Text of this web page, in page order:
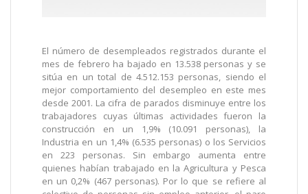
El número de desempleados registrados durante el
mes de febrero ha bajado en 13.538 personas y se
sitúa en un total de 4.512.153 personas, siendo el
mejor comportamiento del desempleo en este mes
desde 2001. La cifra de parados disminuye entre los
trabajadores cuyas últimas actividades fueron la
construcción en un 1,9% (10.091 personas), la
Industria en un 1,4% (6.535 personas) o los Servicios
en 223 personas. Sin embargo aumenta entre
quienes habían trabajado en la Agricultura y Pesca
en un 0,2% (467 personas). Por lo que se refiere al